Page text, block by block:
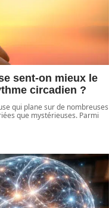
sent-on mieux le
circadien ?
qui plane sur de nombreuses
que mystérieuses. Parmi